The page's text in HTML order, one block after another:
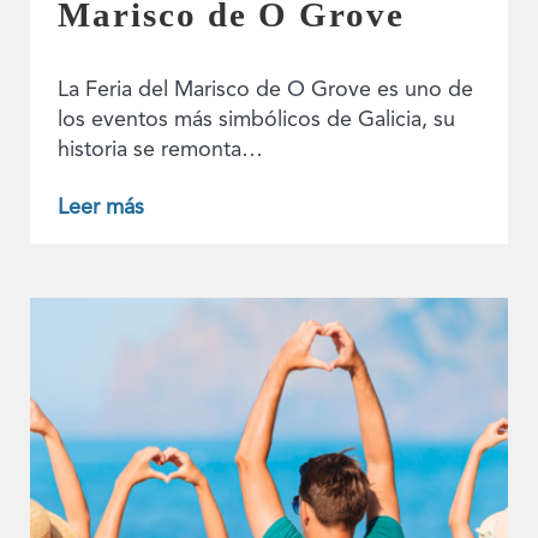
Marisco de O Grove
La Feria del Marisco de O Grove es uno de
los eventos más simbólicos de Galicia, su
historia se remonta…
Leer más